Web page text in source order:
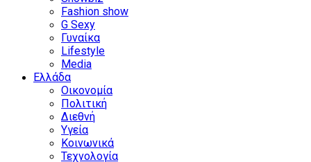
Fashion show
G Sexy
Γυναίκα
Lifestyle
Media
Ελλάδα
Οικονομία
Πολιτική
Διεθνή
Υγεία
Κοινωνικά
Τεχνολογία